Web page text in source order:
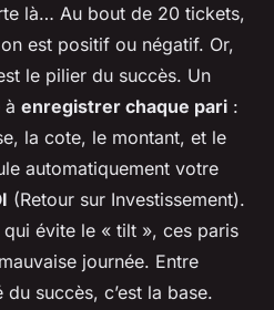
là… Au bout de 20 tickets,
est positif ou négatif. Or,
le pilier du succès. Un
à enregistrer chaque pari :
la cote, le montant, et le
automatiquement votre
(Retour sur Investissement).
qui évite le « tilt », ces paris
journée. Entre
du succès, c’est la base.